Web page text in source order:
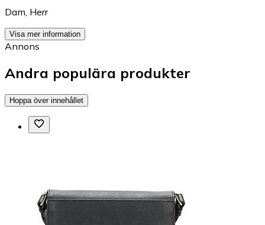
Dam Herr
Visa mer information
Annons
Andra populära produkter
Hoppa över innehållet